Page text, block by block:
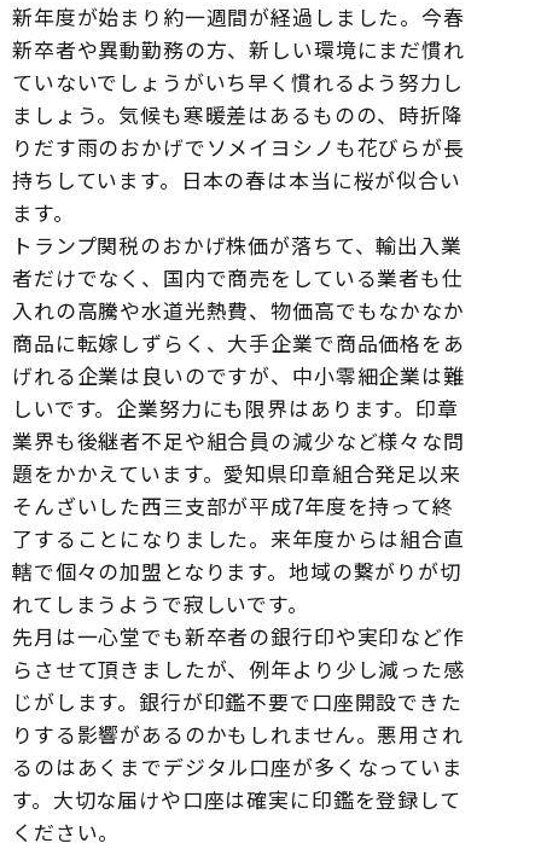
新年度が始まり約一週間が経過しました。今春
新卒者や異動勤務の方、新しい環境にまだ慣れ
ていないでしょうがいち早く慣れるよう努力し
ましょう。気候も寒暖差はあるものの、時折降
りだす雨のおかげでソメイヨシノも花びらが長
持ちしています。日本の春は本当に桜が似合い
ます。
トランプ関税のおかげ株価が落ちて、輸出入業
者だけでなく、国内で商売をしている業者も仕
入れの高騰や水道光熱費、物価高でもなかなか
商品に転嫁しずらく、大手企業で商品価格をあ
げれる企業は良いのですが、中小零細企業は難
しいです。企業努力にも限界はあります。印章
業界も後継者不足や組合員の減少など様々な問
題をかかえています。愛知県印章組合発足以来
そんざいした西三支部が平成7年度を持って終
了することになりました。来年度からは組合直
轄で個々の加盟となります。地域の繋がりが切
れてしまうようで寂しいです。
先月は一心堂でも新卒者の銀行印や実印など作
らさせて頂きましたが、例年より少し減った感
じがします。銀行が印鑑不要で口座開設できた
りする影響があるのかもしれません。悪用され
るのはあくまでデジタル口座が多くなっていま
す。大切な届けや口座は確実に印鑑を登録して
ください。